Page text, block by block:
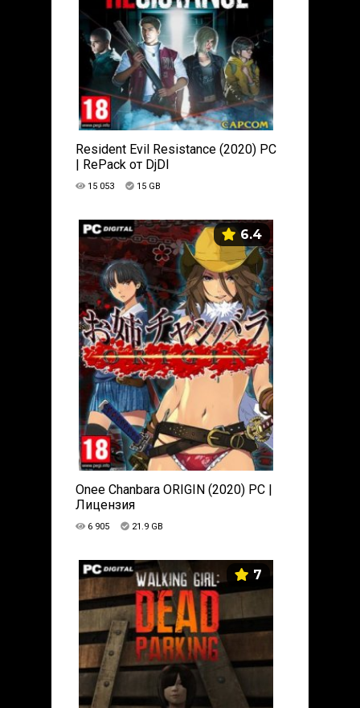
Resident Evil Resistance (2020) PC
| RePack от DjDI
15 053 15 GB
6.4
Onee Chanbara ORIGIN (2020) PC |
Лицензия
6 905 21.9 GB
7